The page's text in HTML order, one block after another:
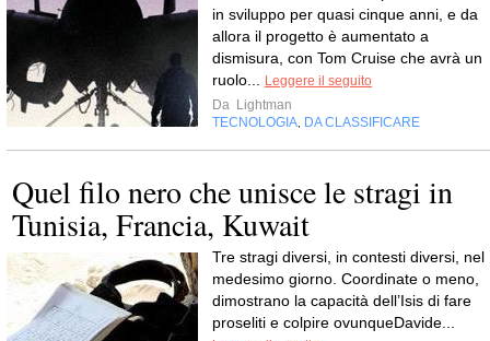
in sviluppo per quasi cinque anni, e da
allora il progetto è aumentato a
dismisura, con Tom Cruise che avrà un
ruolo...
Leggere il seguito
Da Lightman
TECNOLOGIA DA CLASSIFICARE
Quel filo nero che unisce le stragi in
Tunisia, Francia, Kuwait
Tre stragi diversi, in contesti diversi, nel
medesimo giorno. Coordinate o meno,
dimostrano la capacità dell’Isis di fare
proseliti e colpire ovunqueDavide...